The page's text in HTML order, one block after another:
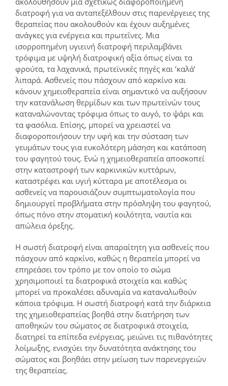
διατροφή για να ανταπεξέλθουν στις παρενέργειες της
θεραπείας που ακολουθούν και έχουν αυξημένες
ανάγκες για ενέργεια και πρωτεΐνες. Μια
ισορροπημένη υγιεινή διατροφή περιλαμβάνει
τρόφιμα με υψηλή διατροφική αξία όπως είναι τα
φρούτα, τα λαχανικά, πρωτεϊνικές πηγές και ‘καλά’
λιπαρά. Ασθενείς που πάσχουν από καρκίνο και
κάνουν χημειοθεραπεία είναι σημαντικό να αυξήσουν
την κατανάλωση θερμίδων και των πρωτεϊνών τους
καταναλώνοντας τρόφιμα όπως το αυγό, το ψάρι και
τα φασόλια. Επίσης, μπορεί να χρειαστεί να
διαφοροποιήσουν την υφή και την σύσταση των
γευμάτων τους για ευκολότερη μάσηση και κατάποση
του φαγητού τους. Ενώ η χημειοθεραπεία αποσκοπεί
στην καταστροφή των καρκινικών κυττάρων,
καταστρέφει και υγιή κύτταρα με αποτέλεσμα οι
ασθενείς να παρουσιάζουν συμπτωματολογία που
δημιουργεί προβλήματα στην πρόσληψη του φαγητού,
όπως πόνο στην στοματική κοιλότητα, ναυτία και
απώλεια όρεξης.
Η σωστή διατροφή είναι απαραίτητη για ασθενείς που
πάσχουν από καρκίνο, καθώς η θεραπεία μπορεί να
επηρεάσει τον τρόπο με τον οποίο το σώμα
χρησιμοποιεί τα διατροφικά στοιχεία και καθώς
μπορεί να προκαλέσει αδυναμία να καταναλωθούν
κάποια τρόφιμα. Η σωστή διατροφή κατά την διάρκεια
της χημειοθεραπείας βοηθά στην διατήρηση των
αποθηκών του σώματος σε διατροφικά στοιχεία,
διατηρεί τα επίπεδα ενέργειας, μειώνει τις πιθανότητες
λοίμωξης, ενισχύει την δυνατότητα ανάκτησης του
σώματος και βοηθάει στην μείωση των παρενεργειών
της θεραπείας.